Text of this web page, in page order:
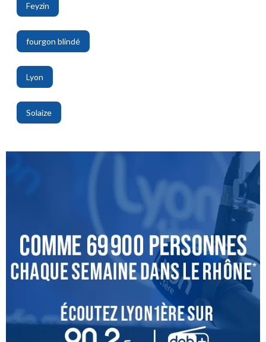
Feyzin
,
fourgon blindé
,
Lyon
,
Solaize